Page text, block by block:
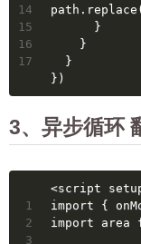
14
15
16
17
      }
    }
  }
})
3、异步循环
1
2
3
<script
import {
import area